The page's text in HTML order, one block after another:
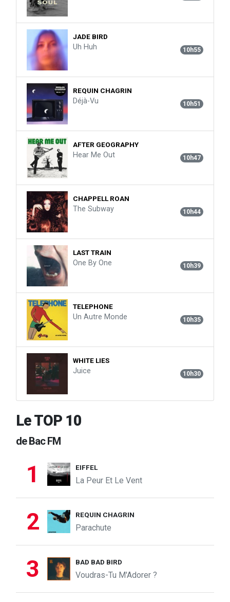
JADE BIRD
Uh Huh 10h55
REQUIN CHAGRIN
Déjà-Vu 10h51
AFTER GEOGRAPHY
Hear Me Out 10h47
CHAPPELL ROAN
The Subway 10h44
LAST TRAIN
One By One 10h39
TELEPHONE
Un Autre Monde 10h35
WHITE LIES
Juice 10h30
Le TOP 10
de Bac FM
1 EIFFEL
La Peur Et Le Vent
2 REQUIN CHAGRIN
Parachute
3 BAD BAD BIRD
Voudras-Tu M'Adorer ?